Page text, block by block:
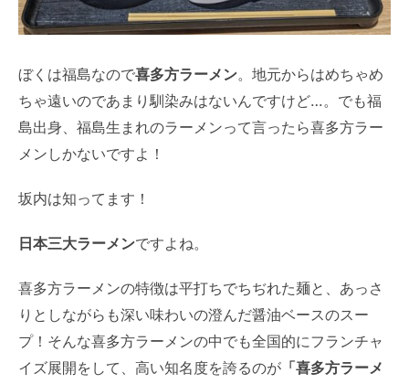
ぼくは福島なので喜多方ラーメン。地元からはめちゃめ
ちゃ遠いのであまり馴染みはないんですけど…。でも福
島出身、福島生まれのラーメンって言ったら喜多方ラー
メンしかないですよ！
坂内は知ってます！
日本三大ラーメンですよね。
喜多方ラーメンの特徴は平打ちでちぢれた麺と、あっさ
りとしながらも深い味わいの澄んだ醤油ベースのスー
プ！そんな喜多方ラーメンの中でも全国的にフランチャ
イズ展開をして、高い知名度を誇るのが 「喜多方ラーメ